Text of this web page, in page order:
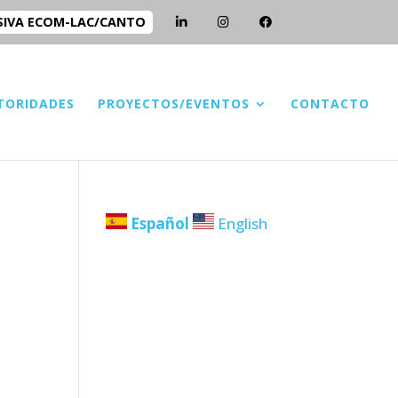
ECOM-LAC/CANTO
PROYECTOS/EVENTOS CONTACTO
Español English